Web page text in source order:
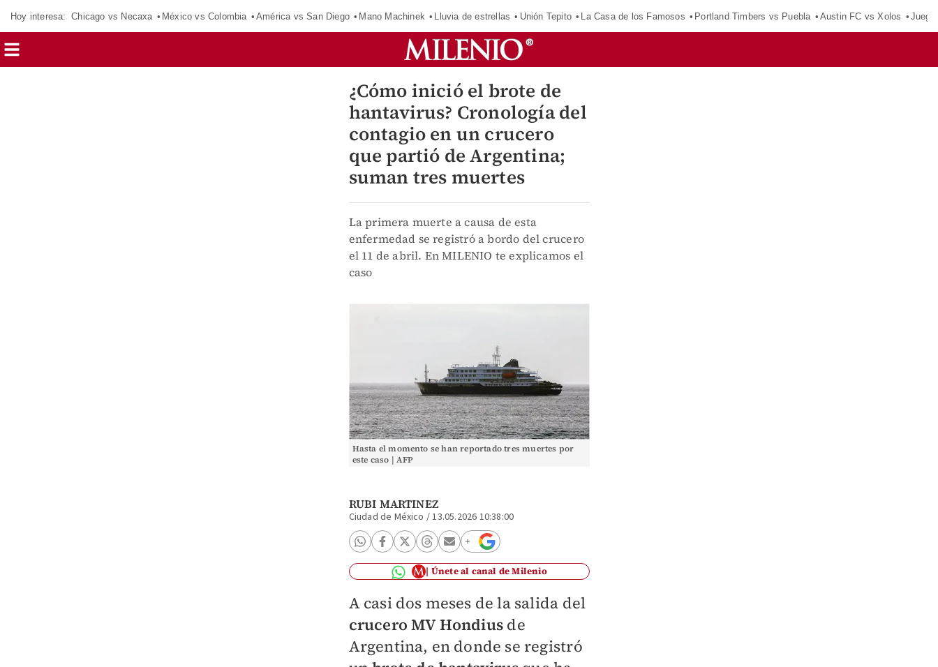
Hoy interesa: Chicago vs Necaxa México vs Colombia América vs San Diego Mano Machinek Lluvia de estrellas Unión Tepito La Casa de los Famosos Portland Timbers vs Puebla Austin FC vs Xolos
¿Cómo inició el brote de
hantavirus? Cronología del
contagio en un crucero
que partió de Argentina;
suman tres muertes
La primera muerte a causa de esta
enfermedad se registró a bordo del crucero
el 11 de abril. En MILENIO te explicamos el
caso
Hasta el momento se han reportado tres muertes por
este caso | AFP
RUBI MARTINEZ
Ciudad de México /13.05.2026 10:38:00
Únete al canal de Milenio
A casi dos meses de la salida del
crucero MV Hondius de
Argentina, en donde se registró